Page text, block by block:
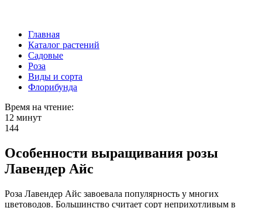
Главная
Каталог растений
Садовые
Роза
Виды и сорта
Флорибунда
Время на чтение:
12 минут
144
Особенности выращивания розы
Лавендер Айс
Роза Лавендер Айс завоевала популярность у многих
цветоводов. Большинство считает сорт неприхотливым в